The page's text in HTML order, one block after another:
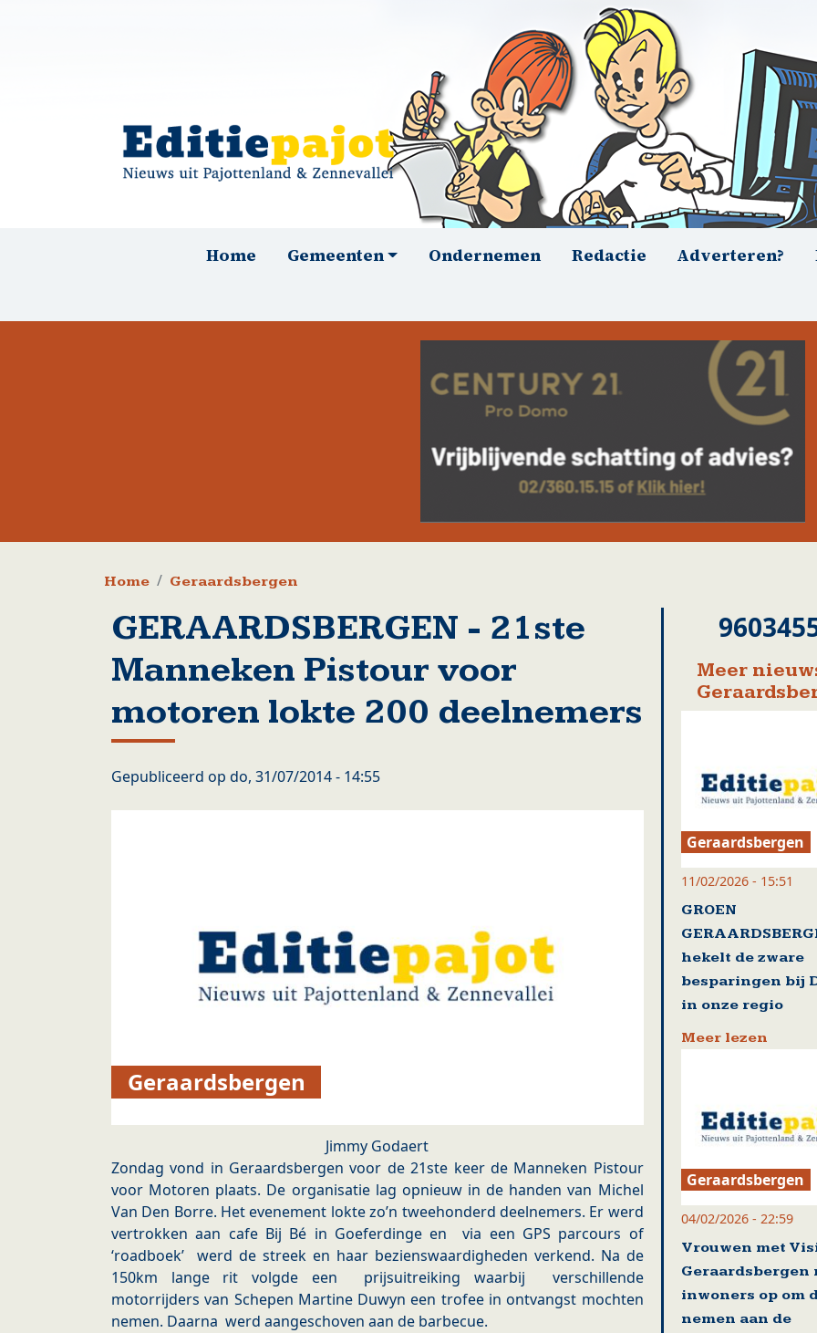
HoofdnavigatieHome Gemeenten Ondernemen Redactie Adverteren?
Kruimelpad
Home Geraardsbergen
GERAARDSBERGEN - 21ste
Manneken Pistour voor
motoren lokte 200 deelnemers
Gepubliceerd op do, 31/07/2014 - 14:55
Geraardsbergen
Jimmy Godaert
Zondag vond in Geraardsbergen voor de 21ste keer de Manneken Pistour
voor Motoren plaats. De organisatie lag opnieuw in de handen van Michel
Van Den Borre. Het evenement lokte zo’n tweehonderd deelnemers. Er werd
vertrokken aan cafe Bij Bé in Goeferdinge en via een GPS parcours of
‘roadboek’ werd de streek en haar bezienswaardigheden verkend. Na de
150km lange rit volgde een prijsuitreiking waarbij verschillende
motorrijders van Schepen Martine Duwyn een trofee in ontvangst mochten
nemen. Daarna werd aangeschoven aan de barbecue.
Meer
Geraardsbergen
11/02/2026 - 15:51
GROEN
hekelt de zware
besparingen bij
in onze regio
Meer lezen
Geraardsbergen
04/02/2026 - 22:59
Vrouwen met
Geraardsbergen
inwoners op om
nemen aan de